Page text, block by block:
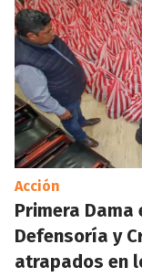
Acción
Primera
Defensoría y
atrapados en